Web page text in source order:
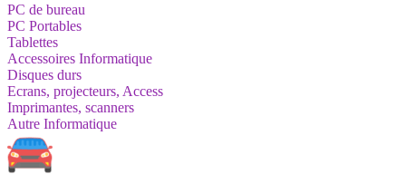
PC de bureau
PC Portables
Tablettes
Accessoires Informatique
Disques durs
Ecrans, projecteurs, Access
Imprimantes, scanners
Autre Informatique